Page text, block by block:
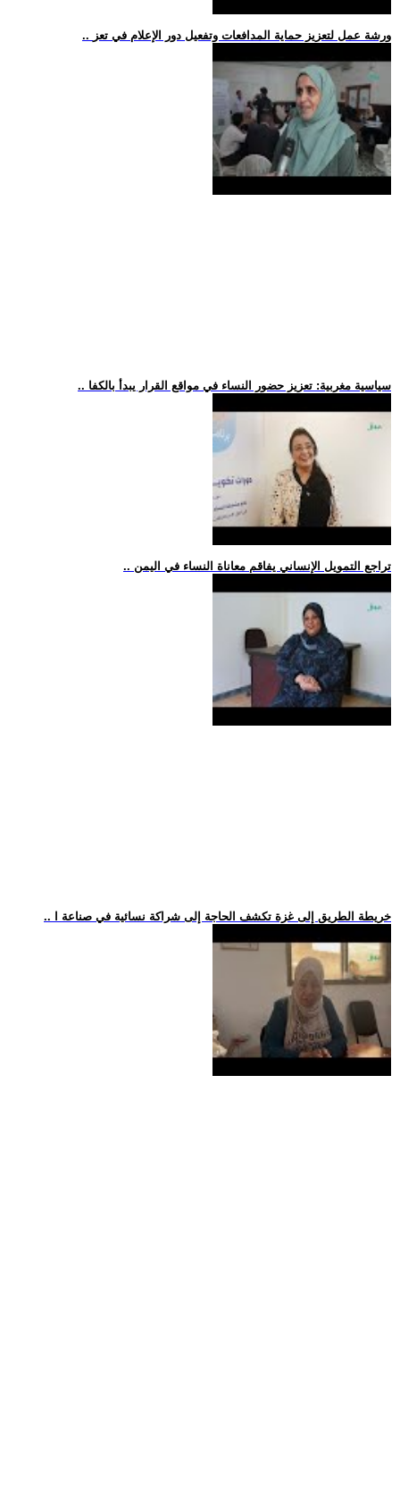
.. ورشة عمل لتعزيز حماية المدافعات وتفعيل دور الإعلام في تعز
.. سياسية مغربية: تعزيز حضور النساء في مواقع القرار يبدأ بالكفا
.. تراجع التمويل الإنساني يفاقم معاناة النساء في اليمن
.. خريطة الطريق إلى غزة تكشف الحاجة إلى شراكة نسائية في صناعة ا